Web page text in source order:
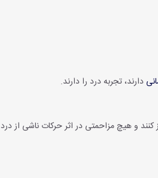
دارند، تجربه درد را دارند.
و هیچ مزاحمتی در اثر حرکات ناشی از